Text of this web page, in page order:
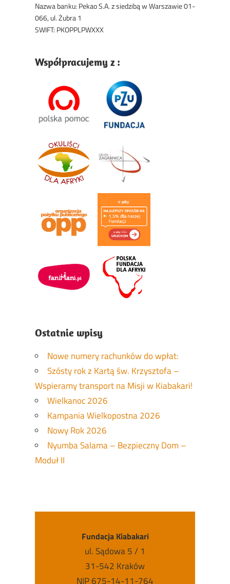
Nazwa banku: Pekao S.A. z siedzibą w Warszawie 01-
066, ul. Żubra 1
SWIFT: PKOPPLPWXXX
Współpracujemy z :
Ostatnie wpisy
Nowe numery rachunków do wpłat:
Szósty rok z Kartą św. Krzysztofa –
Wspieramy transport na Misji w Kiabakari!
Wielkanoc 2026
Kampania Wielkopostna 2026
Nowy Rok 2026
Nyumba Salama – Bezpieczny Dom –
Moduł II
Fundacja Kiabakari
ul. Sądowa 5 / 1
31-542 Kraków
NIP 675-14-11-764